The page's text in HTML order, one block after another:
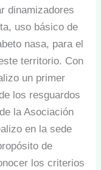
dinamizadores
uso básico de
nasa, para el
territorio. Con
un primer
los resguardos
la Asociación
en la sede
de
los criterios